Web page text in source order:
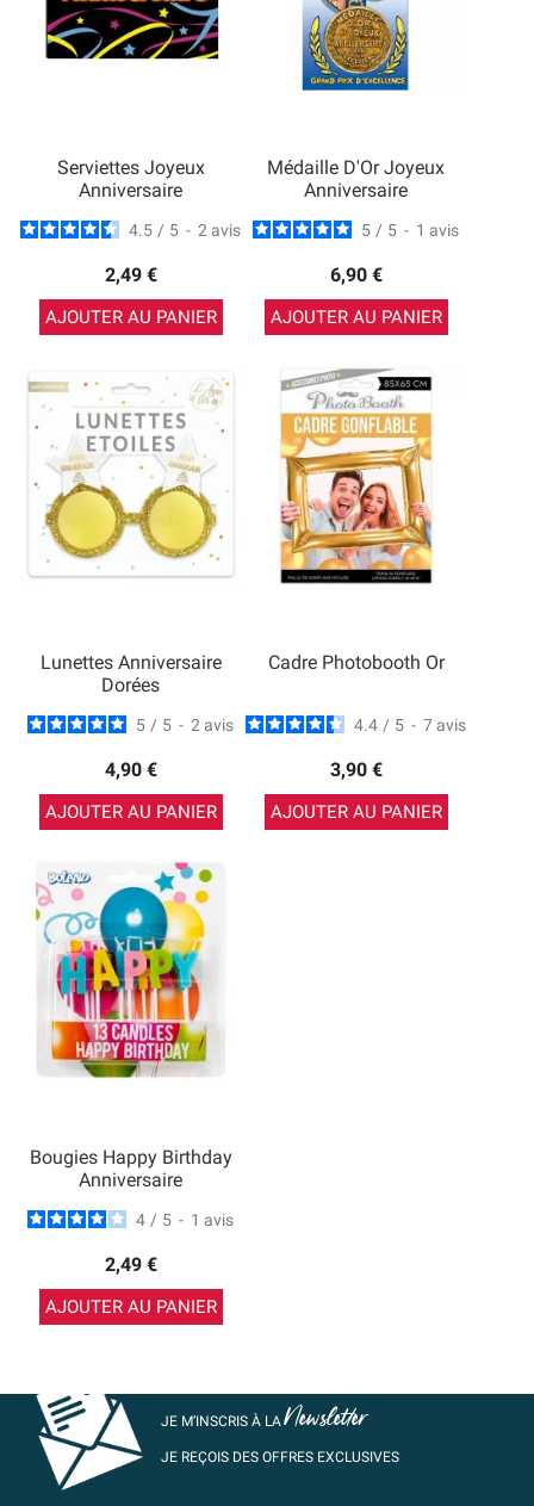
Serviettes Joyeux
Anniversaire
4.5 / 5 - 2 avis
2,49 €
AJOUTER AU PANIER
Médaille D'Or Joyeux
Anniversaire
5 / 5 - 1 avis
6,90 €
AJOUTER AU PANIER
Lunettes Anniversaire
Dorées
5 / 5 - 2 avis
4,90 €
AJOUTER AU PANIER
Cadre Photobooth Or
4.4 / 5 - 7 avis
3,90 €
AJOUTER AU PANIER
Bougies Happy Birthday
Anniversaire
4 / 5 - 1 avis
2,49 €
AJOUTER AU PANIER
JE M’INSCRIS À LANewsletter
JE REÇOIS DES OFFRES EXCLUSIVES